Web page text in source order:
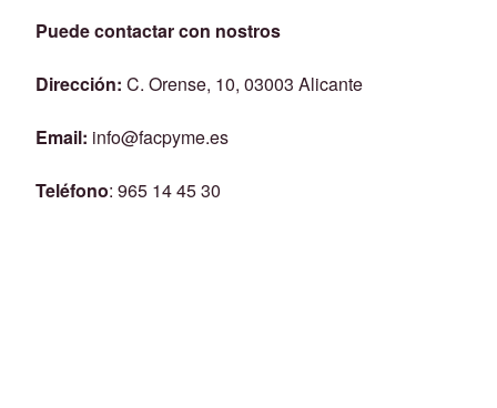
Puede contactar con nostros
Dirección: C. Orense, 10, 03003 Alicante
Email: info@facpyme.es
Teléfono: 965 14 45 30